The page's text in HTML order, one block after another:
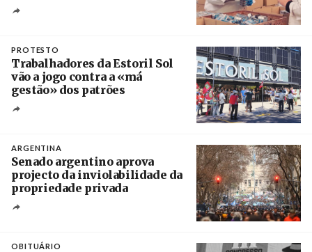
PROTESTO
Trabalhadores da Estoril Sol
vão a jogo contra a «má
gestão» dos patrões
ARGENTINA
Senado argentino aprova
projecto da inviolabilidade da
propriedade privada
OBITUÁRIO